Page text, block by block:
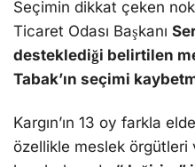
Seçimin dikkat çeken
Ticaret Odası Başkanı
desteklediği belirtilen
Tabak’ın seçimi
Kargın’ın 13 oy farkla
özellikle meslek örgütleri